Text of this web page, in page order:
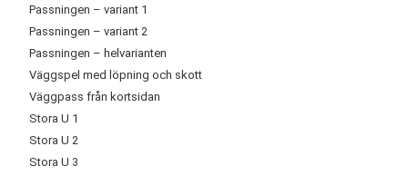
Passningen – variant 1
Passningen – variant 2
Passningen – helvarianten
Väggspel med löpning och skott
Väggpass från kortsidan
Stora U 1
Stora U 2
Stora U 3